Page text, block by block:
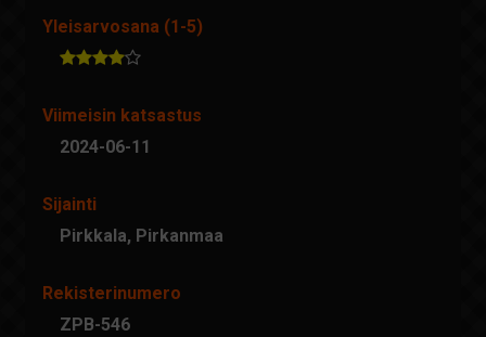
Yleisarvosana (1-5)
Viimeisin katsastus
2024-06-11
Sijainti
Pirkkala, Pirkanmaa
Rekisterinumero
ZPB-546